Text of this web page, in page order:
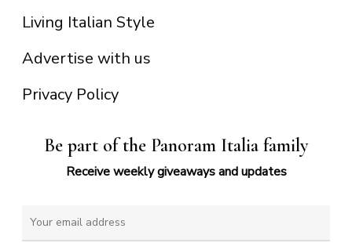
Living Italian Style
Advertise with us
Privacy Policy
Be part of the Panoram Italia family
Receive weekly giveaways and updates